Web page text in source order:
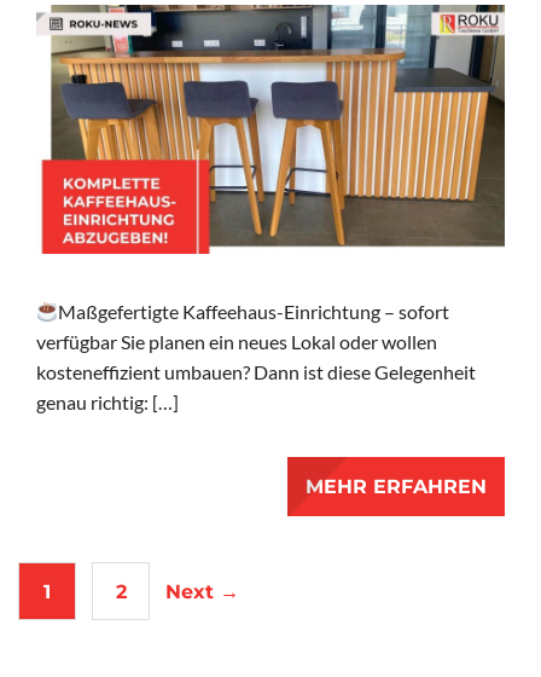
Maßgefertigte Kaffeehaus-Einrichtung – sofort
verfügbar Sie planen ein neues Lokal oder wollen
kosteneffizient umbauen? Dann ist diese Gelegenheit
genau richtig: […]
MEHR ERFAHREN
1 2 Next →